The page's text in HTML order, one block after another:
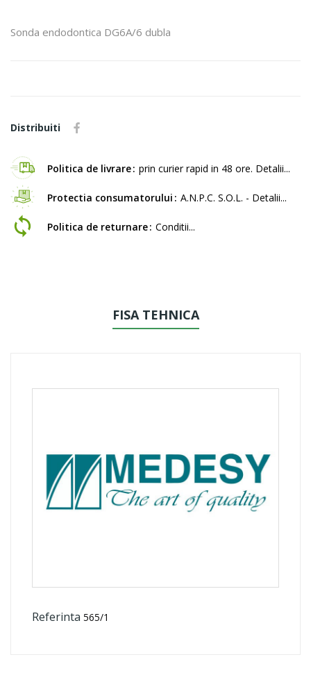
Sonda endodontica DG6A/6 dubla
Distribuiti
Politica de livrare prin curier rapid in 48 ore. Detalii...
Protectia consumatorului A.N.P.C. S.O.L. - Detalii...
Politica de returnare Conditii...
FISA TEHNICA
Referinta 565/1